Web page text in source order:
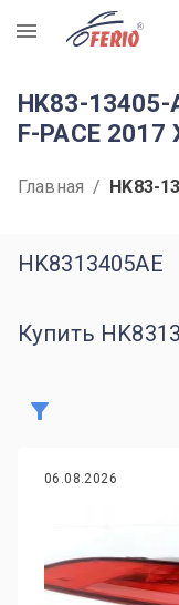
R
HK83-
F-PACE 2017
Главная / HK83-
HK8313405AE
Купить
06.08.2026